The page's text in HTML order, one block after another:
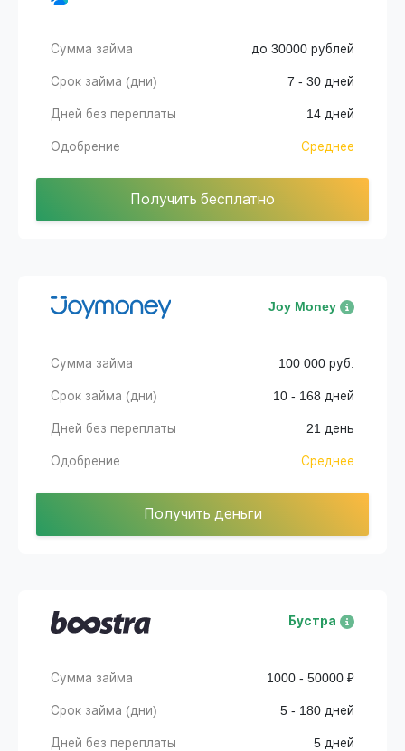
Сумма займа до 30000 рублей
Срок займа (дни) 7 - 30 дней
Дней без переплаты 14 дней
Одобрение Среднее
Получить бесплатно
Joy Money
Сумма займа 100 000 руб.
Срок займа (дни) 10 - 168 дней
Дней без переплаты 21 день
Одобрение Среднее
Получить деньги
Бустра
Сумма займа 1000 - 50000 ₽
Срок займа (дни) 5 - 180 дней
Дней без переплаты 5 дней